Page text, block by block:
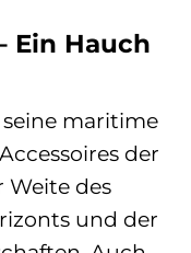
Ein Hauch
maritime
der
Weite des
und der